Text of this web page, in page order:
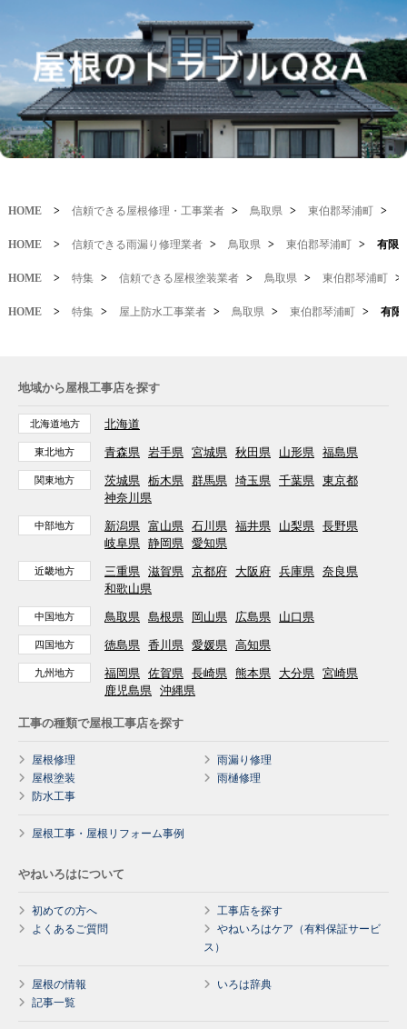
HOME > 信頼できる屋根修理・工事業者 > 鳥取県 > 東伯郡琴浦町 >
HOME > 信頼できる雨漏り修理業者 > 鳥取県 > 東伯郡琴浦町 > 有限
HOME > 特集 > 信頼できる屋根塗装業者 > 鳥取県 > 東伯郡琴浦町 >
HOME > 特集 > 屋上防水工事業者 > 鳥取県 > 東伯郡琴浦町 > 有限
地域から屋根工事店を探す
北海道地方 北海道
東北地方 青森県 岩手県 宮城県 秋田県 山形県 福島県
関東地方 茨城県 栃木県 群馬県 埼玉県 千葉県 東京都
神奈川県
中部地方 新潟県 富山県 石川県 福井県 山梨県 長野県
岐阜県 静岡県 愛知県
近畿地方 三重県 滋賀県 京都府 大阪府 兵庫県 奈良県
和歌山県
中国地方 鳥取県 島根県 岡山県 広島県 山口県
四国地方 徳島県 香川県 愛媛県 高知県
九州地方 福岡県 佐賀県 長崎県 熊本県 大分県 宮崎県
鹿児島県 沖縄県
工事の種類で屋根工事店を探す
屋根修理
雨漏り修理
屋根塗装
雨樋修理
防水工事
屋根工事・屋根リフォーム事例
やねいろはについて
初めての方へ
工事店を探す
よくあるご質問
やねいろはケア（有料保証サービ
ス）
屋根の情報
いろは辞典
記事一覧